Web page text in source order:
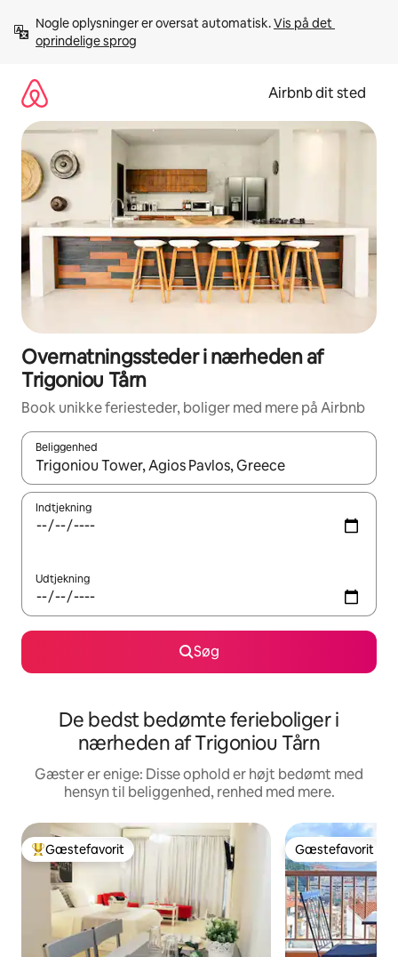
videre
Nogle oplysninger er oversat automatisk. Vis på det
oprindelige sprog
Airbnb dit sted
Overnatningssteder i nærheden af
Trigoniou Tårn
Book unikke feriesteder, boliger med mere på Airbnb
Beliggenhed
Når resultaterne er tilgængelige, skal du navigere med
Indtjekning
Udtjekning
Søg
De bedst bedømte ferieboliger i
nærheden af Trigoniou Tårn
Gæster er enige: Disse ophold er højt bedømt med
hensyn til beliggenhed, renhed med mere.
Bedste gæstefavorit
Gæstefavorit Gæstefavorit
Gæstefavorit